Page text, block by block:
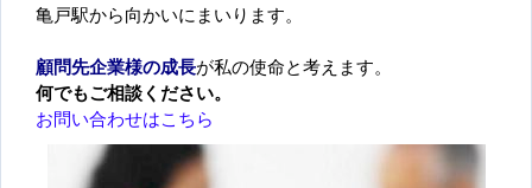
亀戸駅から向かいにまいります。
顧問先企業様の成長が私の使命と考えます。
何でもご相談ください。
お問い合わせはこちら